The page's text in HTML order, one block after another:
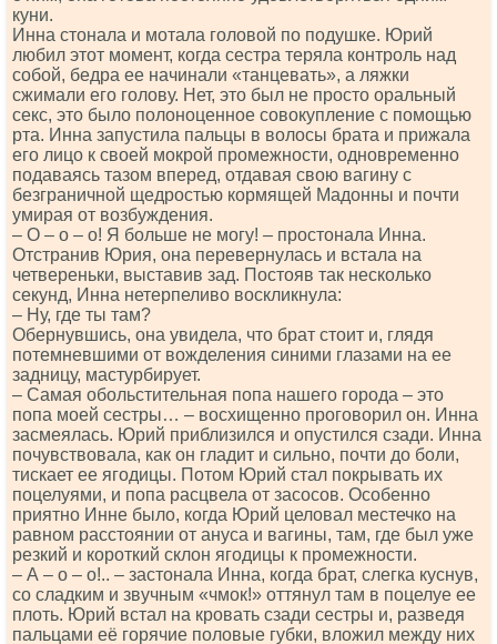
куни.
Инна стонала и мотала головой по подушке. Юрий
любил этот момент, когда сестра теряла контроль над
собой, бедра ее начинали «танцевать», а ляжки
сжимали его голову. Нет, это был не просто оральный
секс, это было полоноценное совокупление с помощью
рта. Инна запустила пальцы в волосы брата и прижала
его лицо к своей мокрой промежности, одновременно
подаваясь тазом вперед, отдавая свою вагину с
безграничной щедростью кормящей Мадонны и почти
умирая от возбуждения.
– О – о – о! Я больше не могу! – простонала Инна.
Отстранив Юрия, она перевернулась и встала на
четвереньки, выставив зад. Постояв так несколько
секунд, Инна нетерпеливо воскликнула:
– Ну, где ты там?
Обернувшись, она увидела, что брат стоит и, глядя
потемневшими от вожделения синими глазами на ее
задницу, мастурбирует.
– Самая обольстительная попа нашего города – это
попа моей сестры… – восхищенно проговорил он. Инна
засмеялась. Юрий приблизился и опустился сзади. Инна
почувствовала, как он гладит и сильно, почти до боли,
тискает ее ягодицы. Потом Юрий стал покрывать их
поцелуями, и попа расцвела от засосов. Особенно
приятно Инне было, когда Юрий целовал местечко на
равном расстоянии от ануса и вагины, там, где был уже
резкий и короткий склон ягодицы к промежности.
– А – о – о!.. – застонала Инна, когда брат, слегка куснув,
со сладким и звучным «чмок!» оттянул там в поцелуе ее
плоть. Юрий встал на кровать сзади сестры и, разведя
пальцами её горячие половые губки, вложил между них